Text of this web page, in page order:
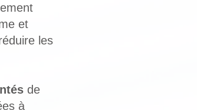
et
les
de
à